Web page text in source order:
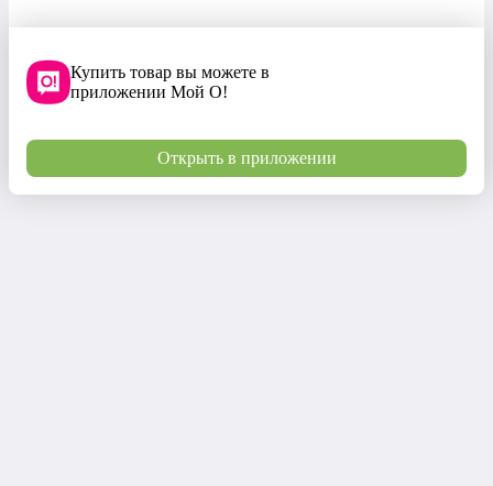
Купить товар вы можете в
приложении Мой О!
Открыть в приложении